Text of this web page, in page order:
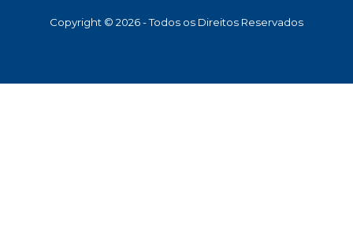
Copyright © 2026 - Todos os Direitos Reservados